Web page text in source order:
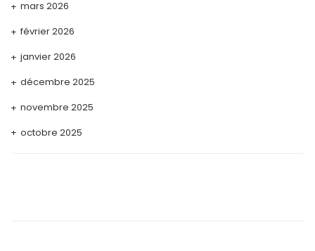
mars 2026
février 2026
janvier 2026
décembre 2025
novembre 2025
octobre 2025